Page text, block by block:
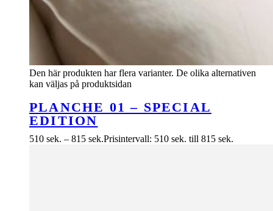
Den här produkten har flera varianter. De olika alternativen
kan väljas på produktsidan
PLANCHE 01 – SPECIAL
EDITION
510 sek. – 815 sek.Prisintervall: 510 sek. till 815 sek.